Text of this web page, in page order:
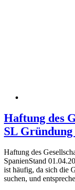
Haftung des
SL Gründung
Haftung des
SpanienStand
ist häufig, da sich die
suchen, und